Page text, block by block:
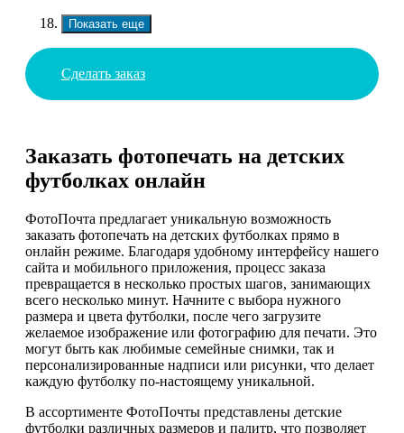
Показать еще
Сделать заказ
Заказать фотопечать на детских
футболках онлайн
ФотоПочта предлагает уникальную возможность
заказать фотопечать на детских футболках прямо в
онлайн режиме. Благодаря удобному интерфейсу нашего
сайта и мобильного приложения, процесс заказа
превращается в несколько простых шагов, занимающих
всего несколько минут. Начните с выбора нужного
размера и цвета футболки, после чего загрузите
желаемое изображение или фотографию для печати. Это
могут быть как любимые семейные снимки, так и
персонализированные надписи или рисунки, что делает
каждую футболку по-настоящему уникальной.
В ассортименте ФотоПочты представлены детские
футболки различных размеров и палитр, что позволяет